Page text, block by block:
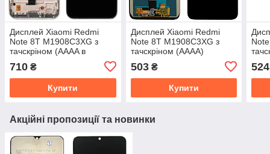
Дисплей Xiaomi Redmi
Note 8T M1908C3XG з
тачскріном (AAAA в
710 ₴
Купити
Дисплей Xiaomi Redmi
Note 8T M1908C3XG з
тачскріном (AAAA)
503₴
Купити
524
Акційні пропозиції та новинки